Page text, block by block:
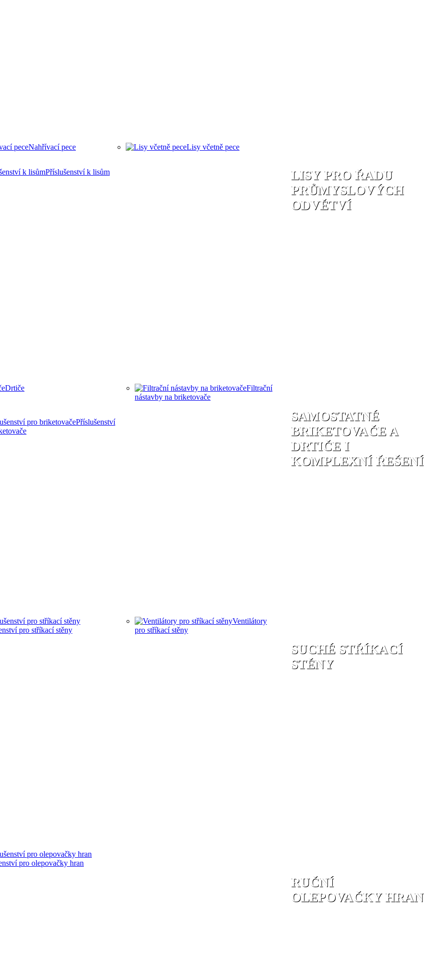
Nahřívací pece Lisy včetně pece
Příslušenství k lisům
LISY PRO ŘADU
PRŮMYSLOVÝCH
ODVĚTVÍ
Drtiče
Filtrační
nástavby na briketovače
Příslušenství
SAMOSTATNÉ
BRIKETOVAČE A
DRTIČE I
KOMPLEXNÍ ŘEŠENÍ
pro stříkací stěny
Ventilátory
pro stříkací stěny
SUCHÉ STŘÍKACÍ
STĚNY
pro olepovačky hran
RUČNÍ
OLEPOVAČKY HRAN